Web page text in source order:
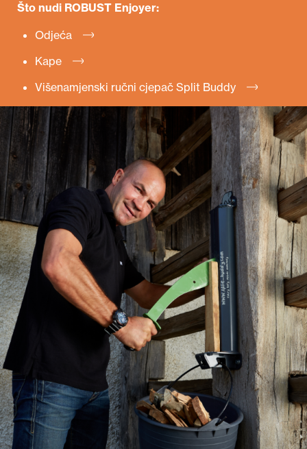
Što nudi ROBUST Enjoyer:
Odjeća
Kape
Višenamjenski ručni cjepač Split Buddy